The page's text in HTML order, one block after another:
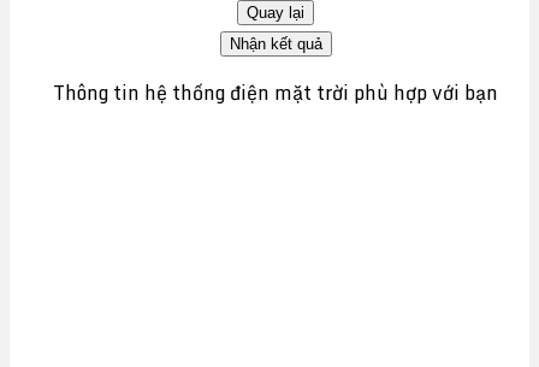
Quay lại
Nhận kết quả
Thông tin hệ thống điện mặt trời phù hợp với bạn